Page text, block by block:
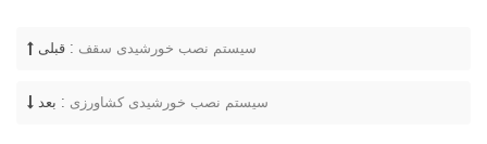
قبلی : سیستم نصب خورشیدی سقف
بعد : سیستم نصب خورشیدی کشاورزی